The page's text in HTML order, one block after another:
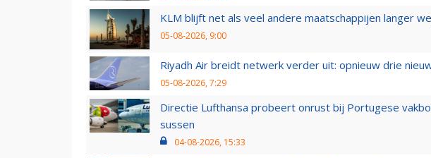
KLM blijft net als veel andere maatschappijen langer
05-08-2026, 9:00
Riyadh Air breidt netwerk verder uit: opnieuw drie
05-08-2026, 7:29
Directie Lufthansa probeert onrust bij Portugese
sussen
04-08-2026, 15:33